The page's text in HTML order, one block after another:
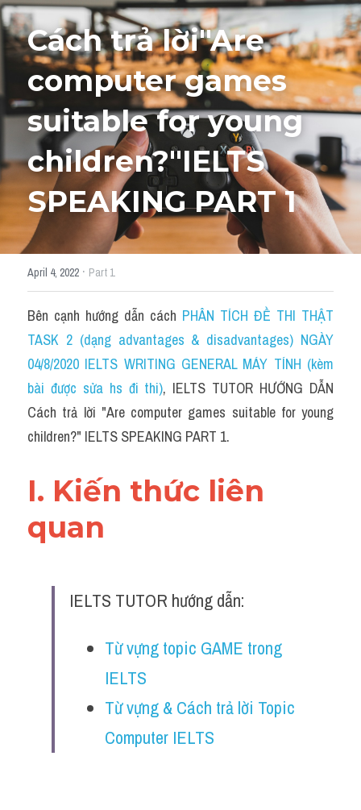
HỌC THỬ
Cách trả lời"Are
computer games
suitable for young
children?"IELTS
SPEAKING PART 1
April 4, 2022 · Part 1
Bên cạnh hướng dẫn cách PHÂN TÍCH ĐỀ THI THẬT
TASK 2 (dạng advantages & disadvantages) NGÀY
04/8/2020 IELTS WRITING GENERAL MÁY TÍNH (kèm
bài được sửa hs đi thi), IELTS TUTOR HƯỚNG DẪN
Cách trả lời "Are computer games suitable for young
children?" IELTS SPEAKING PART 1.
I. Kiến thức liên
quan
IELTS TUTOR hướng dẫn:
Từ vựng topic GAME trong
IELTS
Từ vựng & Cách trả lời Topic
Computer IELTS